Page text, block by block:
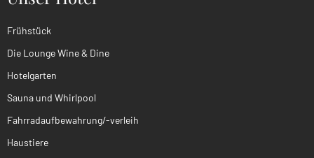
Frühstück
Die Lounge Wine & Dine
Hotelgarten
Sauna und Whirlpool
Fahrradaufbewahrung/-verleih
Haustiere